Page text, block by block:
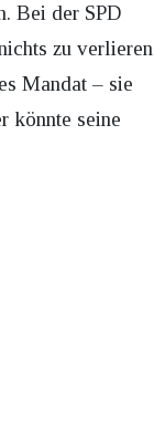
Bei der SPD
zu verlieren
Mandat – sie
könnte seine